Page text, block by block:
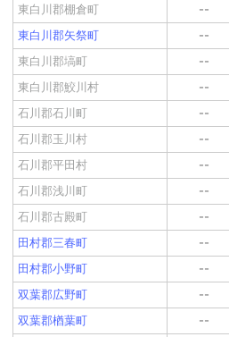
東白川郡棚倉町
--
東白川郡矢祭町
--
東白川郡塙町
--
東白川郡鮫川村
--
石川郡石川町
--
石川郡玉川村
--
石川郡平田村
--
石川郡浅川町
--
石川郡古殿町
--
田村郡三春町
--
田村郡小野町
--
双葉郡広野町
--
双葉郡楢葉町
--